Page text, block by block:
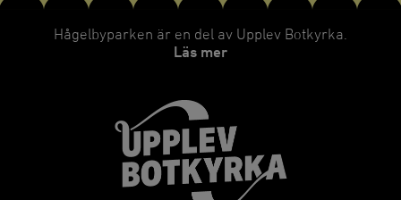
Hågelbyparken är en del av Upplev Botkyrka.
Läs mer